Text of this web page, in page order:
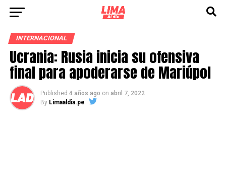
INTERNACIONAL
Ucrania: Rusia inicia su ofensiva
final para apoderarse de Mariúpol
Published 4 años ago on abril 7, 2022
By Limaaldia.pe